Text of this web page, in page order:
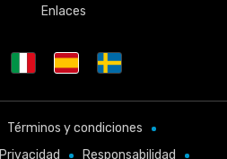
Enlaces
Términos y condiciones
Privacidad Responsabilidad